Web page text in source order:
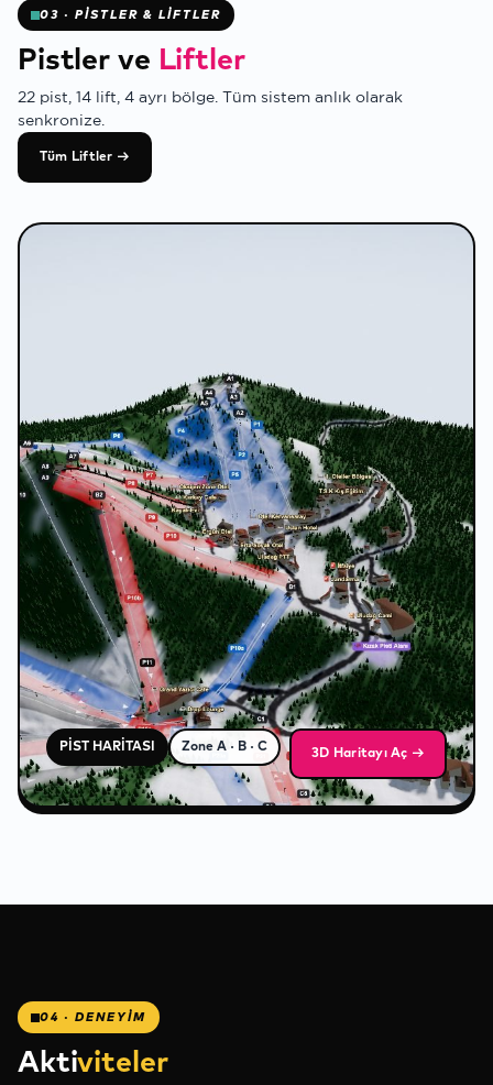
✻
❄
❄
✻
❄
❅
03 · PİSTLER & LİFTLER
Pistler ve Liftler
22 pist, 14 lift, 4 ayrı bölge. Tüm sistem anlık olarak
senkronize.
Tüm Liftler →
PİST HARİTASI Zone A · B · C 3D Haritayı Aç →
04 · DENEYİM
Aktiviteler